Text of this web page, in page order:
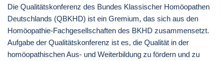
Die Qualitätskonferenz des Bundes Klassischer Homöopathen
Deutschlands (QBKHD) ist ein Gremium, das sich aus den
Homöopathie-Fachgesellschaften des BKHD zusammensetzt.
Aufgabe der Qualitätskonferenz ist es, die Qualität in der
homöopathischen Aus- und Weiterbildung zu fördern und zu